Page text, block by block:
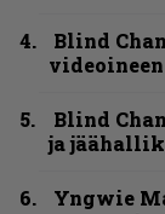
Blind
Blind
ja
Yngwie